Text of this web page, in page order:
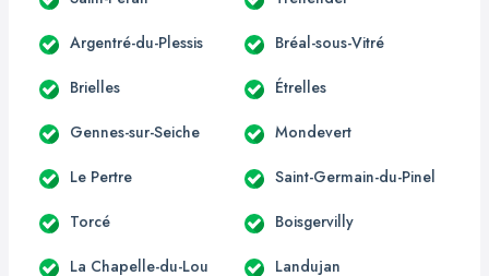
Argentré-du-Plessis Bréal-sous-Vitré
Brielles Étrelles
Gennes-sur-Seiche Mondevert
Le Pertre Saint-Germain-du-Pinel
Torcé Boisgervilly
La Chapelle-du-Lou Landujan